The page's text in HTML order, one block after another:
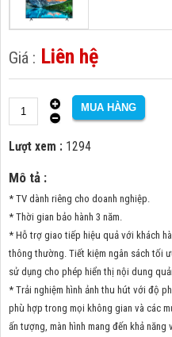
Liên hệ
Lượt xem : 1294
Mô tả :
* TV dành riêng cho doanh nghiệp.
* Thời gian bảo hành 3 năm.
* Hỗ trợ giao tiếp hiệu quả với khách
thông thường. Tiết kiệm ngân sách tối
sử dụng cho phép hiển thị nội dung
* Trải nghiệm hình ảnh thu hút với độ
phù hợp trong mọi không gian và các
ấn tượng, màn hình mang đến khả